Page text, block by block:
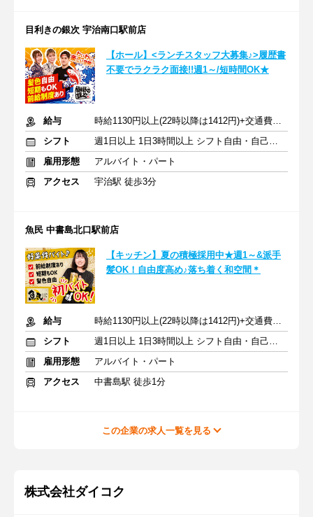
目利きの銀次 宇治南口駅前店
【ホール】<ランチスタッフ大募集♪>履歴書
不要でラクラク面接!!週1～/短時間OK★
給与
時給1130円以上(22時以降は1412円)+交通費規定内支給
シフト
週1日以上 1日3時間以上 シフト自由・自己申告
雇用形態
アルバイト・パート
アクセス
宇治駅 徒歩3分
魚民 中書島北口駅前店
【キッチン】夏の積極採用中★週1～&派手
髪OK！自由度高め♪落ち着く和空間＊
給与
時給1130円以上(22時以降は1412円)+交通費規定内支給
シフト
週1日以上 1日3時間以上 シフト自由・自己申告
雇用形態
アルバイト・パート
アクセス
中書島駅 徒歩1分
この企業の求人一覧を見る
株式会社ダイコク